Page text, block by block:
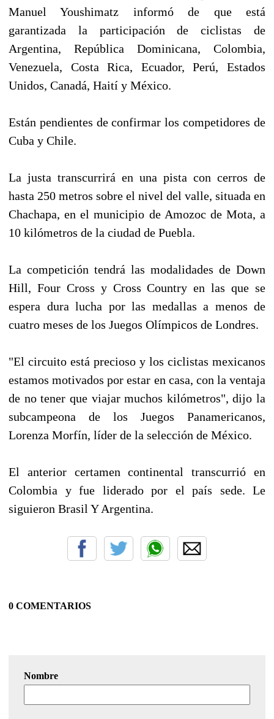
Manuel Youshimatz informó de que está
garantizada la participación de ciclistas de
Argentina, República Dominicana, Colombia,
Venezuela, Costa Rica, Ecuador, Perú, Estados
Unidos, Canadá, Haití y México.
Están pendientes de confirmar los competidores de
Cuba y Chile.
La justa transcurrirá en una pista con cerros de
hasta 250 metros sobre el nivel del valle, situada en
Chachapa, en el municipio de Amozoc de Mota, a
10 kilómetros de la ciudad de Puebla.
La competición tendrá las modalidades de Down
Hill, Four Cross y Cross Country en las que se
espera dura lucha por las medallas a menos de
cuatro meses de los Juegos Olímpicos de Londres.
"El circuito está precioso y los ciclistas mexicanos
estamos motivados por estar en casa, con la ventaja
de no tener que viajar muchos kilómetros", dijo la
subcampeona de los Juegos Panamericanos,
Lorenza Morfín, líder de la selección de México.
El anterior certamen continental transcurrió en
Colombia y fue liderado por el país sede. Le
siguieron Brasil Y Argentina.
0 COMENTARIOS
Nombre